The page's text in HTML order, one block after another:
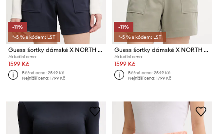
-11%
*-5 % s kódem: LST
Guess šortky dámské X NORTH SAILS
Aktuální cena:
1599 Kč
Běžná cena:2549 Kč
Nejnižší cena:1799 Kč
-11%
*-5 % s kódem: LST
Guess šortky dámské X NORTH SAILS
Aktuální cena:
1599 Kč
Běžná cena:2549 Kč
Nejnižší cena:1799 Kč